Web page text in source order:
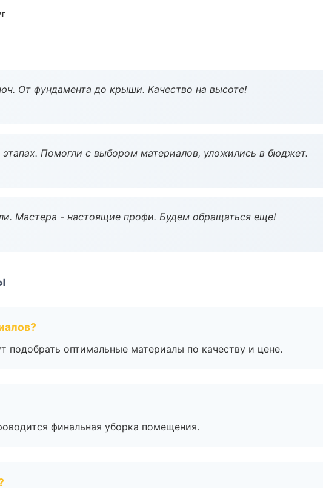
От фундамента до крыши. Качество на высоте!
Помогли с выбором материалов, уложились в бюджет.
Мастера - настоящие профи. Будем обращаться еще!
подобрать оптимальные материалы по качеству и цене.
финальная уборка помещения.